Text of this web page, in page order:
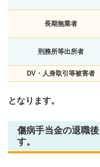
長期無業者
刑務所等出所者
DV・人身取引等被害者
となります。
傷病手当金の退職
す。